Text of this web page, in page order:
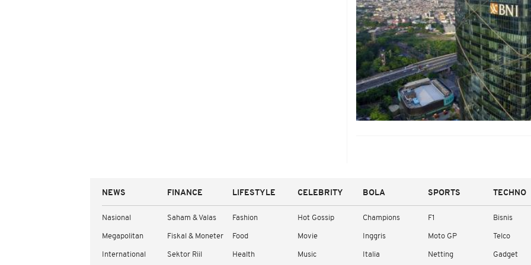
NEWS
Nasional
Megapolitan
International
FINANCE
Saham & Valas
Fiskal & Moneter
Sektor Riil
LIFESTYLE
Fashion
Food
Health
CELEBRITY
Hot Gossip
Movie
Music
BOLA
Champions
Inggris
Italia
SPORTS
F1
Moto GP
Netting
TECHNO
Bisnis
Telco
Gadget